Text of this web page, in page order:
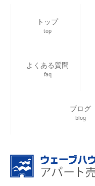
トップ
top
よくある質問
faq
ブログ
blog